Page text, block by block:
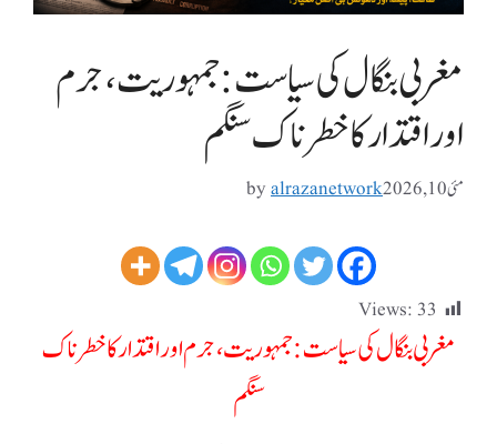
مغربی بنگال کی سیاست:جمہوریت، جرم
اور اقتدار کا خطرناک سنگم
مئی 10, 2026 byalrazanetwork
Views: 33
مغربی بنگال کی سیاست:جمہوریت، جرم اور اقتدار کا خطرناک
سنگم